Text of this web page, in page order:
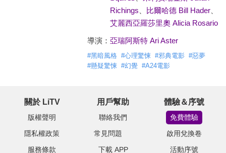
Richings
比爾哈德 Bill Hader、
艾麗西亞羅莎里奧 Alicia Rosario
導演： 亞瑞阿斯特 Ari Aster
#黑暗風格 #心理驚悚 #邪典電影 #惡夢
#懸疑驚悚 #幻覺 #A24電影
關於 LiTV
版權聲明
隱私權政策
服務條款
用戶幫助
聯絡我們
常見問題
下載 APP
體驗＆序號
免費體驗
啟用兌換卷
活動序號